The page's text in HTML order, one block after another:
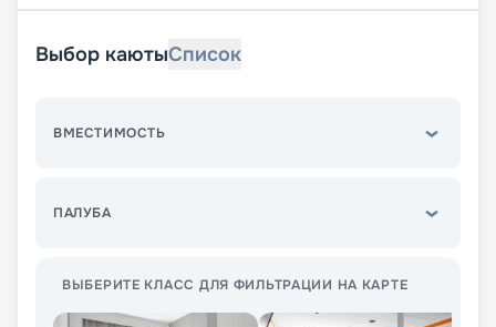
Выбор каютыСписок
ВМЕСТИМОСТЬ
ПАЛУБА
ВЫБЕРИТЕ КЛАСС ДЛЯ ФИЛЬТРАЦИИ НА КАРТЕ